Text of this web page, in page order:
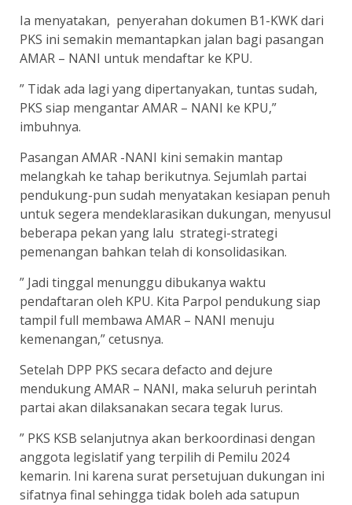
Ia menyatakan, penyerahan dokumen B1-KWK dari
PKS ini semakin memantapkan jalan bagi pasangan
AMAR – NANI untuk mendaftar ke KPU.
” Tidak ada lagi yang dipertanyakan, tuntas sudah,
PKS siap mengantar AMAR – NANI ke KPU,”
imbuhnya.
Pasangan AMAR -NANI kini semakin mantap
melangkah ke tahap berikutnya. Sejumlah partai
pendukung-pun sudah menyatakan kesiapan penuh
untuk segera mendeklarasikan dukungan, menyusul
beberapa pekan yang lalu strategi-strategi
pemenangan bahkan telah di konsolidasikan.
” Jadi tinggal menunggu dibukanya waktu
pendaftaran oleh KPU. Kita Parpol pendukung siap
tampil full membawa AMAR – NANI menuju
kemenangan,” cetusnya.
Setelah DPP PKS secara defacto and dejure
mendukung AMAR – NANI, maka seluruh perintah
partai akan dilaksanakan secara tegak lurus.
” PKS KSB selanjutnya akan berkoordinasi dengan
anggota legislatif yang terpilih di Pemilu 2024
kemarin. Ini karena surat persetujuan dukungan ini
sifatnya final sehingga tidak boleh ada satupun